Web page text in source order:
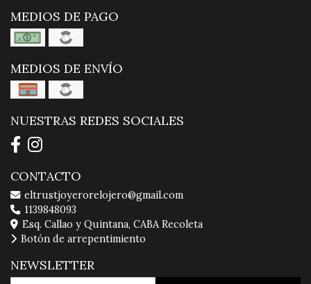
MEDIOS DE PAGO
MEDIOS DE ENVÍO
NUESTRAS REDES SOCIALES
CONTACTO
eltrustjoyerorelojero@gmail.com
1139848093
Esq. Callao y Quintana, CABA Recoleta
Botón de arrepentimiento
NEWSLETTER